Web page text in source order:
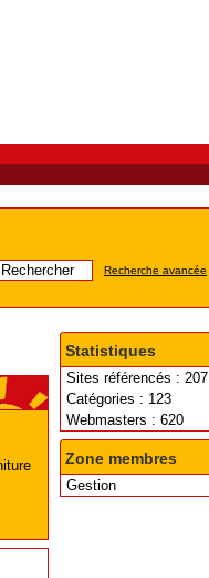
Recherche avancée
Statistiques
Sites référencés : 207
Catégories : 123
Webmasters : 620
Zone membres
Gestion